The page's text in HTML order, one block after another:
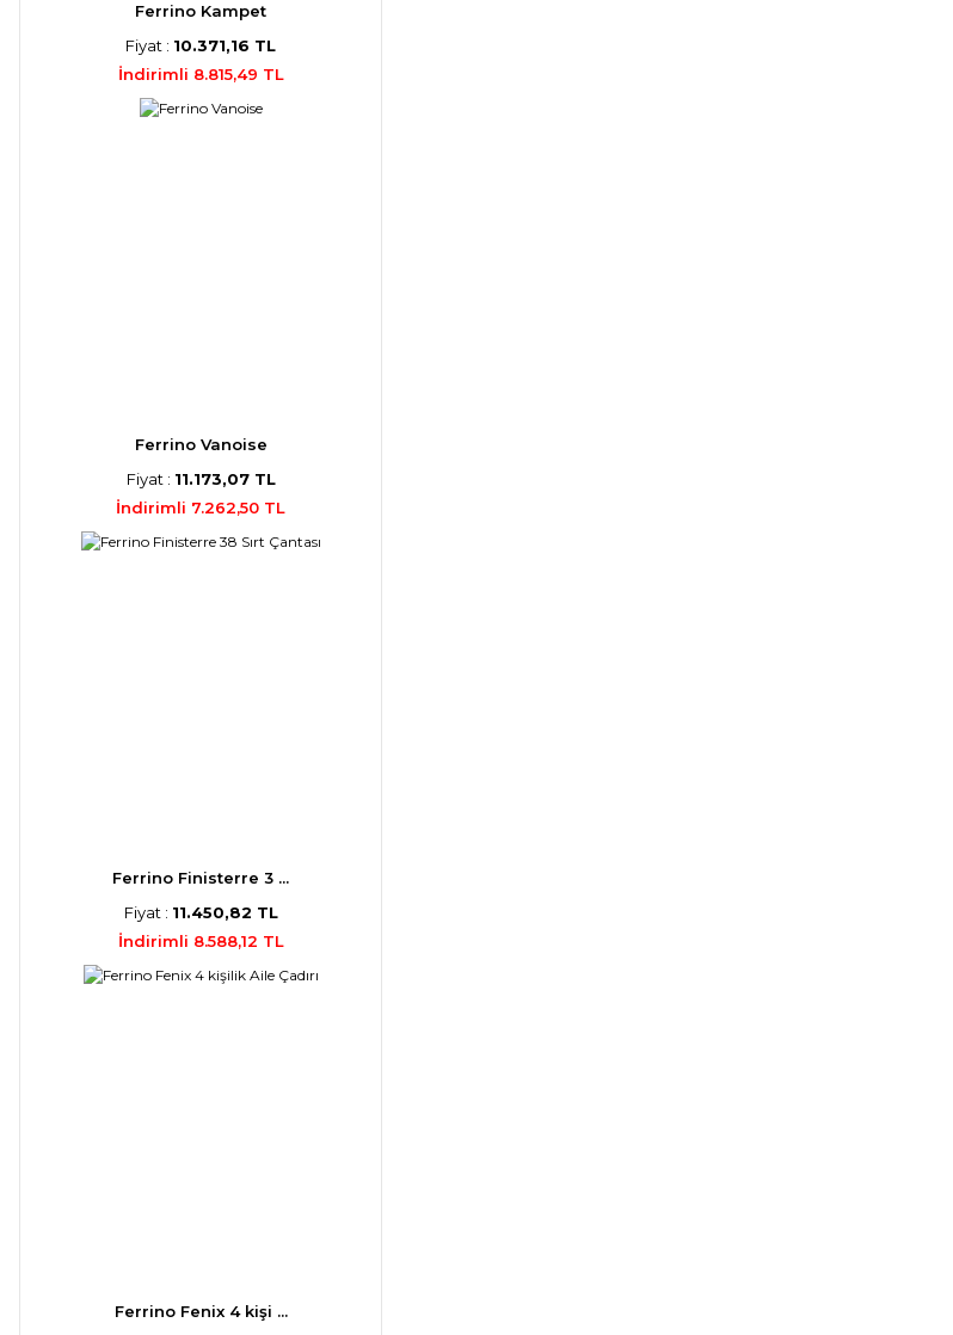
Ferrino Kampet
Fiyat : 10.371,16 TL
İndirimli 8.815,49 TL
Ferrino Vanoise
Fiyat : 11.173,07 TL
İndirimli 7.262,50 TL
Ferrino Finisterre 3 ...
Fiyat : 11.450,82 TL
İndirimli 8.588,12 TL
Ferrino Fenix 4 kişi ...